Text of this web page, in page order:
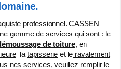
professionnel. CASSEN
gamme de services qui sont : le
de toiture, en
, la tapisserie et le ravalement
nos services, veuillez remplir le